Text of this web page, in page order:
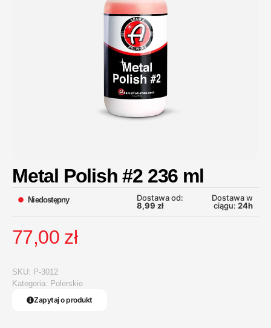
Metal Polish #2 236 ml
Niedostępny
Dostawa od:
8,99 zł
Dostawa w
ciągu: 24h
77,00 zł
SKU: P-3012
Kategoria: Polerskie
Zapytaj o produkt